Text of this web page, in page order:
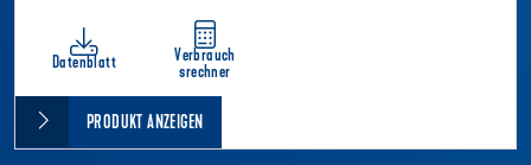
Datenblatt
Verbrauch
srechner
PRODUKT ANZEIGEN